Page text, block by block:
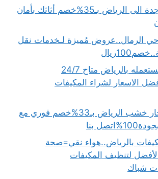
نقل عفش من جدة الى الرياض بـ35%خصم أثاثك بأمان
الرمال..عروض مُميزة لـخدمات نقل
شراء مكيفات مستعمله بالرياض متاح 24/7
الاسعار لشراء المكيفات
نجار بالرياض|نجار خشب الرياض بـ33%خصم فوري مع
بنا
بالرياض..هواء نقي=صحة
لتنظيف المكيفات
شباك